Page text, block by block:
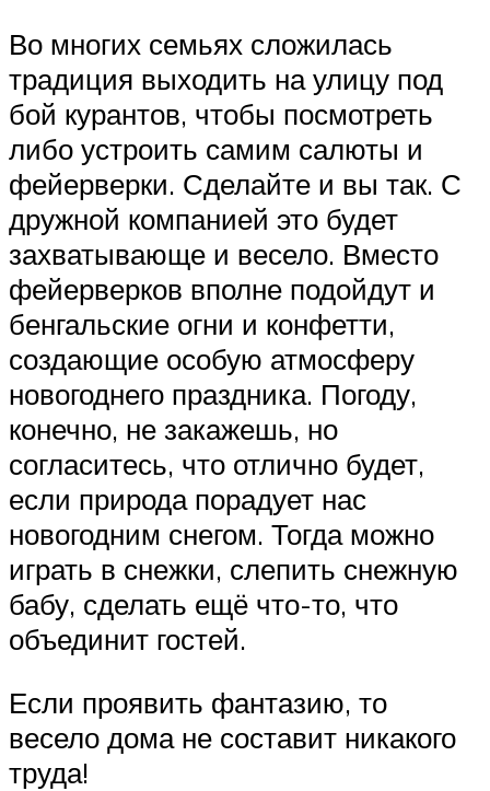
Во многих семьях сложилась
традиция выходить на улицу под
бой курантов, чтобы посмотреть
либо устроить самим салюты и
фейерверки. Сделайте и вы так. С
дружной компанией это будет
захватывающе и весело. Вместо
фейерверков вполне подойдут и
бенгальские огни и конфетти,
создающие особую атмосферу
новогоднего праздника. Погоду,
конечно, не закажешь, но
согласитесь, что отлично будет,
если природа порадует нас
новогодним снегом. Тогда можно
играть в снежки, слепить снежную
бабу, сделать ещё что-то, что
объединит гостей.
Если проявить фантазию, то
весело дома не составит никакого
труда!